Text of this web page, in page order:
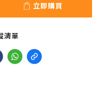
立即購買
清單